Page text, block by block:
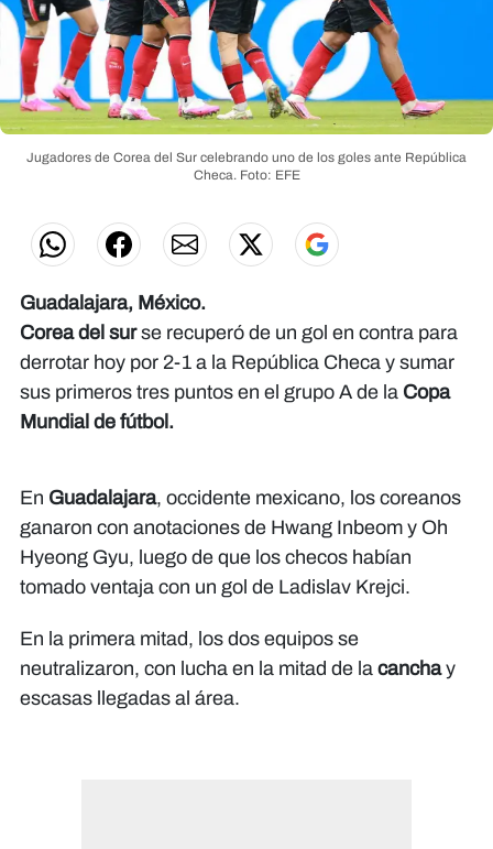
Jugadores de Corea del Sur celebrando uno de los goles ante República
Checa. Foto: EFE
Guadalajara, México.
Corea del surse recuperó de un gol en contra para
derrotar hoy por 2-1 a la República Checa y sumar
sus primeros tres puntos en el grupo A de la Copa
Mundial de fútbol.
En Guadalajara, occidente mexicano, los coreanos
ganaron con anotaciones de Hwang Inbeom y Oh
Hyeong Gyu, luego de que los checos habían
tomado ventaja con un gol de Ladislav Krejci.
En la primera mitad, los dos equipos se
neutralizaron, con lucha en la mitad de la canchay
escasas llegadas al área.